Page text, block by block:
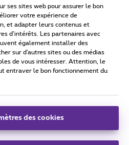
Accessibility statement
- B-1030 Bruxelles.
ses sites web pour assurer le bon
votre expérience de
et adapter leurs contenus et
d’intérêts. Les partenaires avec
également installer des
sur d'autres sites ou des médias
de vous intéresser. Attention, le
entraver le bon fonctionnement du
des cookies